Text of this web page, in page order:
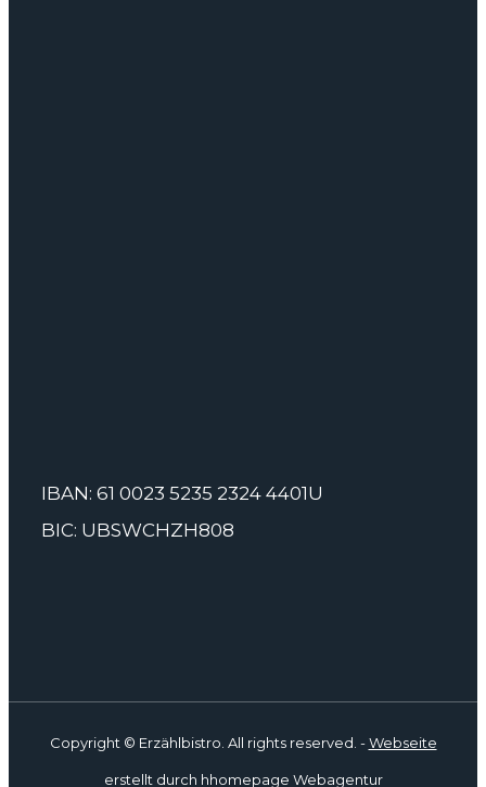
IBAN: 61 0023 5235 2324 4401U
BIC: UBSWCHZH808
Copyright © Erzählbistro. All rights reserved. -Webseite
erstellt durch hhomepage Webagentur